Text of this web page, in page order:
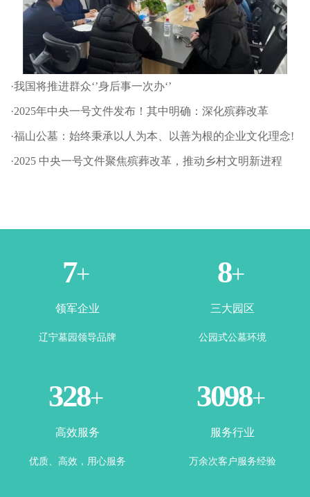
·我国将推进群众‘’身后事一次办‘’
·2025年中央一号文件发布！其中明确：深化殡葬改革
·福山公墓：始终秉承以人为本、以善为根的企业文化理念!
·2025 中央一号文件聚焦殡葬改革，推动乡村文明新进程
1+
领军企业
辽宁墓园领导品牌
3+
三大园区
公园式公墓环境
365+
高效服务
优质、高效，用心服务
3500+
服务行业
万余次客户服务经验